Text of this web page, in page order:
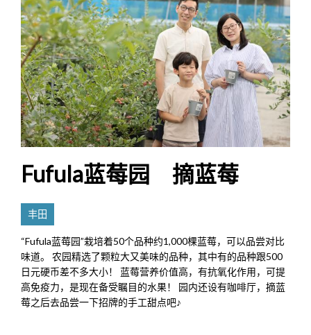
Fufula蓝莓园 摘蓝莓
丰田
“Fufula蓝莓园”栽培着50个品种约1,000棵蓝莓，可以品尝对比
味道。 农园精选了颗粒大又美味的品种，其中有的品种跟500
日元硬币差不多大小！ 蓝莓营养价值高，有抗氧化作用，可提
高免疫力，是现在备受瞩目的水果！ 园内还设有咖啡厅，摘蓝
莓之后去品尝一下招牌的手工甜点吧♪